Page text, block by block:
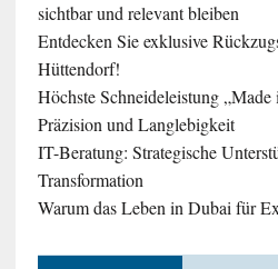
sichtbar und relevant bleiben
Entdecken Sie exklusive
Hüttendorf!
Höchste Schneideleistung
Präzision und Langlebigkeit
IT-Beratung: Strategische
Transformation
Warum das Leben in Dubai für